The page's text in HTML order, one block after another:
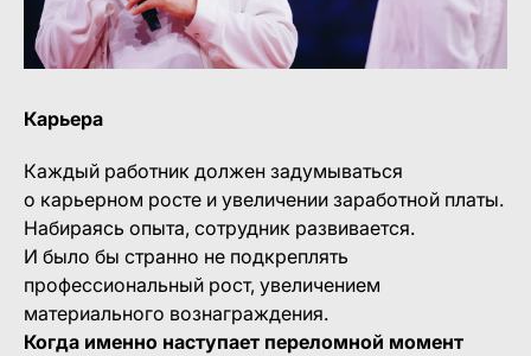
Карьера
Каждый работник должен задумываться
о карьерном росте и увеличении заработной платы.
Набираясь опыта, сотрудник развивается.
И было бы странно не подкреплять
профессиональный рост, увеличением
материального вознаграждения.
Когда именно наступает переломной момент